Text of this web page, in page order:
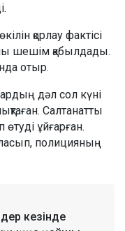
қорлау фактісі
шешім қабылдады.
отыр.
дәл сол күні
Салтанатты
өтуді ұйғарған.
полицияның
кезінде